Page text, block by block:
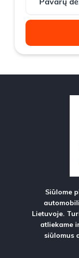
Siūlome
Lietuvoje.
atliekame
siūlomus